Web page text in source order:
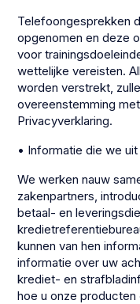
Telefoongesprekken
opgenomen en deze
voor
wettelijke vereisten.
worden verstrekt,
overeenstemming
Privacyverklaring.
• Informatie die we
We werken nauw
zakenpartners,
betaal- en
kunnen van hen
informatie over uw
krediet- en
hoe u onze